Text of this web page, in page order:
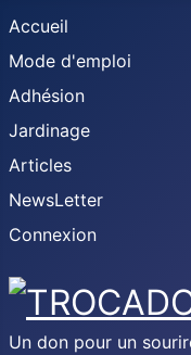
Accueil
Mode d'emploi
Adhésion
Jardinage
Articles
NewsLetter
Connexion
Un don pour un